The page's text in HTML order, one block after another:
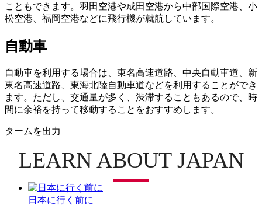
こともできます。羽田空港や成田空港から中部国際空港、小
松空港、福岡空港などに飛行機が就航しています。
自動車
自動車を利用する場合は、東名高速道路、中央自動車道、新
東名高速道路、東海北陸自動車道などを利用することができ
ます。ただし、交通量が多く、渋滞することもあるので、時
間に余裕を持って移動することをおすすめします。
タームを出力
LEARN ABOUT JAPAN
日本に行く前に